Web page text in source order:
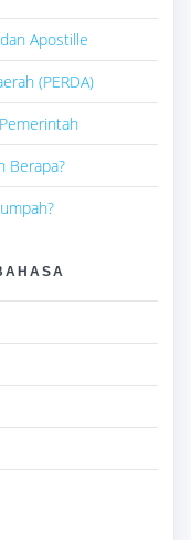
Apostille
(PERDA)
Berapa?